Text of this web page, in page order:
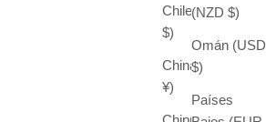
(NZD $)
Omán (USD
$)
Países
Chile (USD
$)
China (CNY
¥)